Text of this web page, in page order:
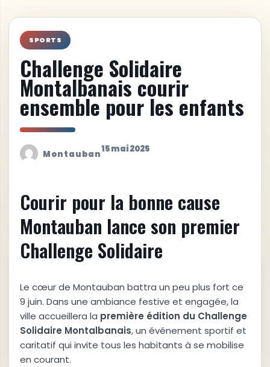
SPORTS
Challenge Solidaire
Montalbanais courir
ensemble pour les enfants
Montauban15 mai 2025
Courir pour la bonne cause
Montauban lance son premier
Challenge Solidaire
Le cœur de Montauban battra un peu plus fort ce
9 juin. Dans une ambiance festive et engagée, la
ville accueillera la première édition du Challenge
Solidaire Montalbanais, un événement sportif et
caritatif qui invite tous les habitants à se mobilise
en courant.